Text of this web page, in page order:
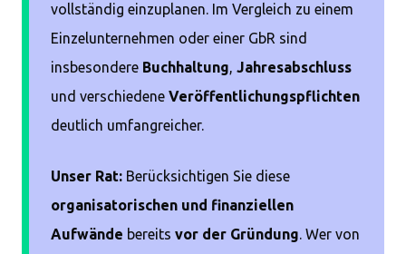
vollständig einzuplanen. Im Vergleich zu einem
Einzelunternehmen oder einer GbR sind
insbesondere Buchhaltung, Jahresabschluss
und verschiedene Veröffentlichungspflichten
deutlich umfangreicher.
Unser Rat: Berücksichtigen Sie diese
organisatorischen und finanziellen
Aufwände bereits vor der Gründung. Wer von